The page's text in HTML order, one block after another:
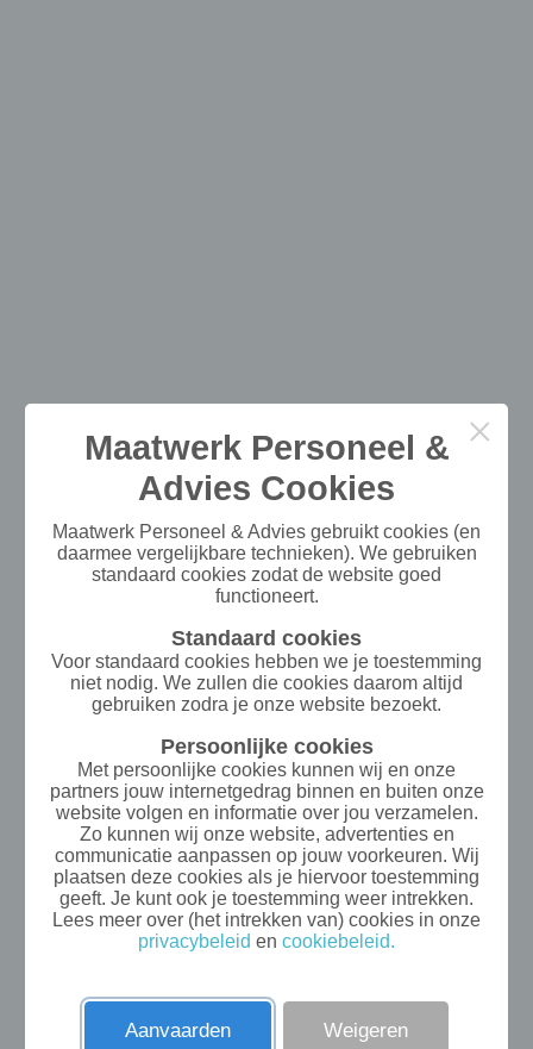
Maatwerk Personeel &
Advies Cookies
×
Maatwerk Personeel & Advies gebruikt cookies (en
daarmee vergelijkbare technieken). We gebruiken
standaard cookies zodat de website goed
functioneert.
Standaard cookies
Voor standaard cookies hebben we je toestemming
niet nodig. We zullen die cookies daarom altijd
gebruiken zodra je onze website bezoekt.
Persoonlijke cookies
Met persoonlijke cookies kunnen wij en onze
partners jouw internetgedrag binnen en buiten onze
website volgen en informatie over jou verzamelen.
Zo kunnen wij onze website, advertenties en
communicatie aanpassen op jouw voorkeuren. Wij
plaatsen deze cookies als je hiervoor toestemming
geeft. Je kunt ook je toestemming weer intrekken.
Lees meer over (het intrekken van) cookies in onze
privacybeleid en cookiebeleid.
Aanvaarden Weigeren